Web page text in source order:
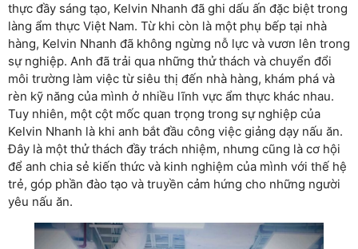
thực đầy sáng tạo, Kelvin Nhanh đã ghi dấu ấn đặc biệt trong
làng ẩm thực Việt Nam. Từ khi còn là một phụ bếp tại nhà
hàng, Kelvin Nhanh đã không ngừng nỗ lực và vươn lên trong
sự nghiệp. Anh đã trải qua những thử thách và chuyển đổi
môi trường làm việc từ siêu thị đến nhà hàng, khám phá và
rèn kỹ năng của mình ở nhiều lĩnh vực ẩm thực khác nhau.
Tuy nhiên, một cột mốc quan trọng trong sự nghiệp của
Kelvin Nhanh là khi anh bắt đầu công việc giảng dạy nấu ăn.
Đây là một thử thách đầy trách nhiệm, nhưng cũng là cơ hội
để anh chia sẻ kiến thức và kinh nghiệm của mình với thế hệ
trẻ, góp phần đào tạo và truyền cảm hứng cho những người
yêu nấu ăn.